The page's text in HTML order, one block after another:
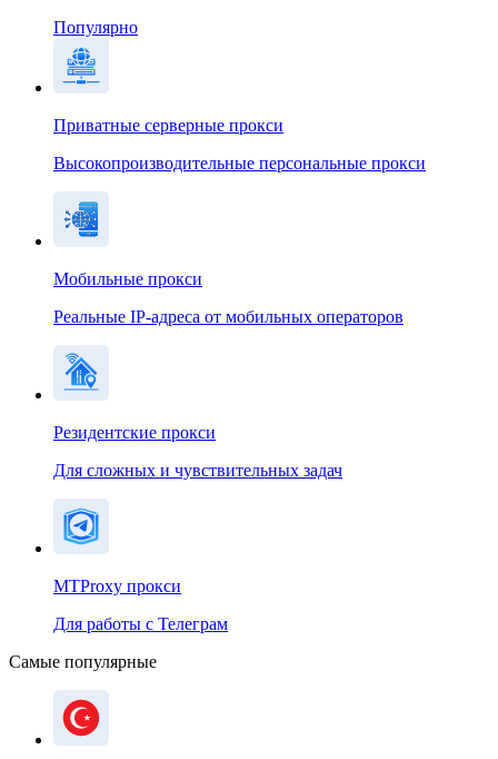
Популярно
Приватные серверные прокси
Высокопроизводительные персональные прокси
Мобильные прокси
Реальные IP-адреса от мобильных операторов
Резидентские прокси
Для сложных и чувствительных задач
MTProxy прокси
Для работы с Телеграм
Самые популярные